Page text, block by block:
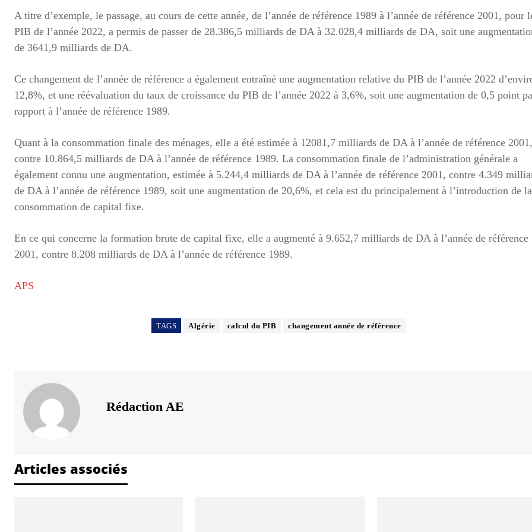
A titre d’exemple, le passage, au cours de cette année, de l’année de référence 1989 à l’année de référence 2001, pour
PIB de l’année 2022, a permis de passer de 28.386,5 milliards de DA à 32.028,4 milliards de DA, soit une
de 3641,9 milliards de DA.
Ce changement de l’année de référence a également entraîné une augmentation relative du PIB de l’année 2022
12,8%, et une réévaluation du taux de croissance du PIB de l’année 2022 à 3,6%, soit une augmentation de 0,5 point
rapport à l’année de référence 1989.
Quant à la consommation finale des ménages, elle a été estimée à 12081,7 milliards de DA à l’année de référence 2001,
contre 10.864,5 milliards de DA à l’année de référence 1989. La consommation finale de l’administration générale a
également connu une augmentation, estimée à 5.244,4 milliards de DA à l’année de référence 2001, contre 4.349
de DA à l’année de référence 1989, soit une augmentation de 20,6%, et cela est du principalement à l’introduction de la
consommation de capital fixe.
En ce qui concerne la formation brute de capital fixe, elle a augmenté à 9.652,7 milliards de DA à l’année de référence
2001, contre 8.208 milliards de DA à l’année de référence 1989.
APS
TAGS Algérie calcul du PIB changement année de référence
Rédaction AE
Articles associés